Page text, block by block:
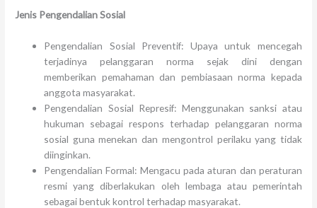
Jenis Pengendalian Sosial
Pengendalian Sosial Preventif: Upaya untuk mencegah
terjadinya pelanggaran norma sejak dini dengan
memberikan pemahaman dan pembiasaan norma kepada
anggota masyarakat.
Pengendalian Sosial Represif: Menggunakan sanksi atau
hukuman sebagai respons terhadap pelanggaran norma
sosial guna menekan dan mengontrol perilaku yang tidak
diinginkan.
Pengendalian Formal: Mengacu pada aturan dan peraturan
resmi yang diberlakukan oleh lembaga atau pemerintah
sebagai bentuk kontrol terhadap masyarakat.